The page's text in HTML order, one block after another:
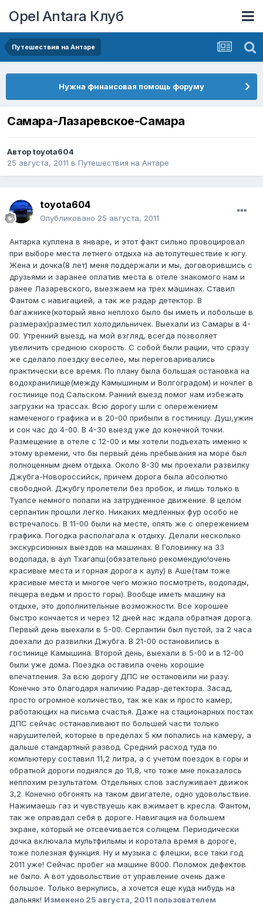
Opel Antara Клуб
Путешествия на Антаре
Нужна финансовая помощь форуму
Самара-Лазаревское-Самара
Авторtoyota604
25 августа, 2011 в Путешествия на Антаре
toyota604
Опубликовано 25 августа, 2011
Антарка куплена в январе, и этот факт сильно провоцировал
при выборе места летнего отдыха на автопутешествие к югу.
Жена и дочка(8 лет) меня поддержали и мы, договорившись с
друзьями и заранее оплатив места в отеле знакомого нам и
ранее Лазаревского, выезжаем на трех машинах. Ставил
Фантом с навигацией, а так же радар детектор. В
багажнике(который явно неплохо было бы иметь и побольше в
размерах)разместил холодильничек. Выехали из Самары в 4-
00. Утренний выезд, на мой взгляд, всегда позволяет
увеличить среднюю скорость. С собой были рации, что сразу
же сделало поездку веселее, мы переговаривались
практически все время. По плану была большая остановка на
водохранилище(между Камышиным и Волгоградом) и ночлег в
гостинице под Сальском. Ранний выезд помог нам избежать
загрузки на трассах. Всю дорогу шли с опережением
намеченого графика и в 20-00 прибыли в гостиницу. Душ,ужин
и сон час до 4-00. В 4-30 выезд уже до конечной точки.
Размещение в отеле с 12-00 и мы хотели подъехать именно к
этому времени, что бы первый день пребывания на море был
полноценным днем отдыха. Около 8-30 мы проехали развилку
Джубга-Новороссийск, причем дорога была абсолютно
свободной. Джубгу пролетели без пробок, и лишь только в
Туапсе немного попали на затрудненное движение. В целом
серпантин прошли легко. Никаких медленных фур особо не
встречалось. В 11-00 были на месте, опять же с опережением
графика. Погодка располагала к отдыху. Делали несколько
экскурсионных выездов на машинах. В Головинку на 33
водопада, в аул Тхагапш(обязательно рекомендую!очень
красивые места и горная дорога к аулу) в Аше(там тоже
красивые места и многое чего можно посмотреть, водопады,
пещера ведьм и просто горы). Вообще иметь машину на
отдыхе, это дополнительные возможности. Все хорошее
быстро кончается и через 12 дней нас ждала обратная дорога.
Первый день выехали в 5-00. Серпантин был пустой, за 2 часа
доехали до развилки Джубга. В 21-00 остановились в
гостинице Камышина. Второй день, выехали в 5-00 и в 12-00
были уже дома. Поездка оставила очень хорошие
впечатления. За всю дорогу ДПС не остановили ни разу.
Конечно это благодаря наличию Радар-детектора. Засад,
просто огромное количество, так же как и просто камер,
работающих на письма счастья. Даже на стационарных постах
ДПС сейчас останавливают по большей части только
нарушителей, которые в пределах 5 км попались на камеру, а
дальше стандартный развод. Средний расход туда по
компьютеру составил 11,2 литра, а с учетом поездок в горы и
обратной дороги поднялся до 11,8, что тоже мне показалось
неплохим результатом. Отдельных слов заслуживает движок
3,2. Конечно обгонять на таком двигателе, одно удовольствие.
Нажимаешь газ и чувствуешь как вжимает в кресла. Фантом,
так же оправдал себя в дороге. Навигация на большем
экране, который не отсвечивается солнцем. Периодически
дочка включала мультфильмы и коротала время в дороге,
тоже полезная функция. Ну и музыка с флешки, все таки год
2011 уже! Сейчас пробег на машине 8000. Поломок дефектов
не было. А вот удовольствие от управление очень даже
большое. Только вернулись, а хочется еще куда нибудь на
дальняк! Изменено 25 августа, 2011 пользователем